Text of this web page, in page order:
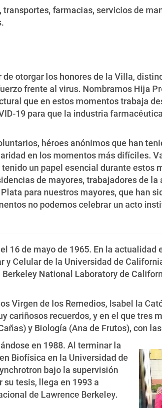
transportes, farmacias, servicios de
otorgar los honores de la Villa,
frente al virus. Nombramos Hija
que en estos momentos trabaja
19 para que la industria
héroes anónimos que han
en los momentos más difíciles.
un papel esencial durante estos
de mayores, trabajadores de
para nuestros mayores, que han
no podemos celebrar un acto
16 de mayo de 1965. En la
Celular de la Universidad de
National Laboratory de
Virgen de los Remedios, Isabel la
recuerdos, y en el que tres
y Biología (Ana de Frutos), con
en 1988. Al terminar la
Biofísica en la Universidad de
bajo la supervisión
tesis, llega en 1993 a
de Lawrence Berkeley.